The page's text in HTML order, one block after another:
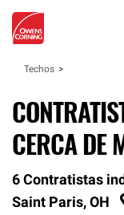
Techos
CERCA DE
6 Contratistas
Saint Paris, OH